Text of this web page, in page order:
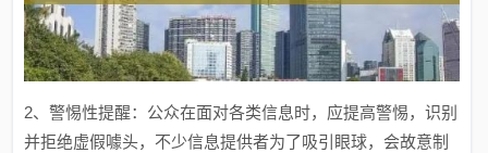
2、警惕性提醒：公众在面对各类信息时，应提高警惕，识别
并拒绝虚假噱头，不少信息提供者为了吸引眼球，会故意制